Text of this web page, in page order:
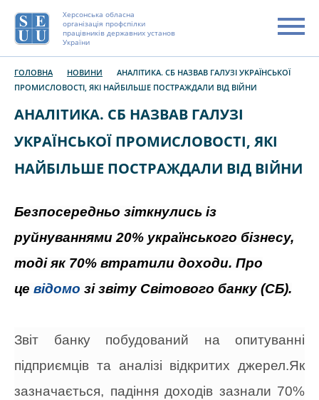
Херсонська обласна
організація профспілки
працівників державних установ
України
ГОЛОВНА НОВИНИ
АНАЛІТИКА. СБ НАЗВАВ ГАЛУЗІ УКРАЇНСЬКОЇ
ПРОМИСЛОВОСТІ, ЯКІ НАЙБІЛЬШЕ ПОСТРАЖДАЛИ ВІД ВІЙНИ
АНАЛІТИКА. СБ НАЗВАВ ГАЛУЗІ
УКРАЇНСЬКОЇ ПРОМИСЛОВОСТІ, ЯКІ
НАЙБІЛЬШЕ ПОСТРАЖДАЛИ ВІД ВІЙНИ
Безпосередньо зіткнулись із
руйнуваннями 20% українського бізнесу,
тоді як 70% втратили доходи. Про
це відомо зі звіту Світового банку (СБ).
Звіт банку побудований на опитуванні
підприємців та аналізі відкритих джерел.Як
зазначається, падіння доходів зазнали 70%